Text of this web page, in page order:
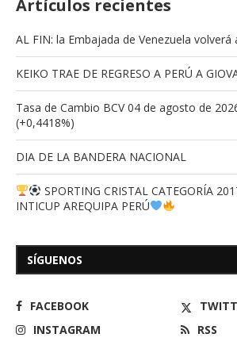
Artículos recientes
AL FIN: la Embajada de Venezuela volverá
KEIKO TRAE DE REGRESO A PERÚ A
Tasa de Cambio BCV 04 de agosto de
(+0,4418%)
DIA DE LA BANDERA NACIONAL
SPORTING CRISTAL CATEGORÍA
INTICUP AREQUIPA PERÚ
SÍGUENOS
FACEBOOK
INSTAGRAM
RSS